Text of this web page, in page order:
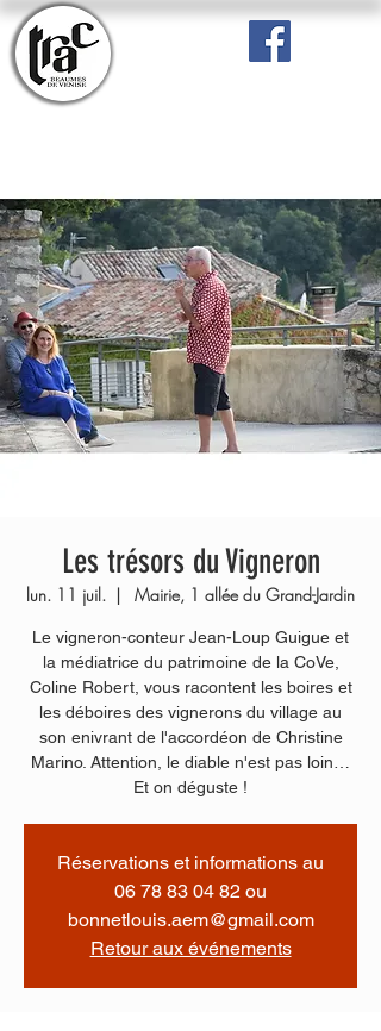
Les trésors du Vigneron
lun. 11 juil.
  |
Mairie, 1 allée du Grand-Jardin
Le vigneron-conteur Jean-Loup Guigue et
la médiatrice du patrimoine de la CoVe,
Coline Robert, vous racontent les boires et
les déboires des vignerons du village au
son enivrant de l'accordéon de Christine
Marino. Attention, le diable n'est pas loin…
Et on déguste !
Réservations et informations au
06 78 83 04 82 ou
bonnetlouis.aem@gmail.com
Retour aux événements